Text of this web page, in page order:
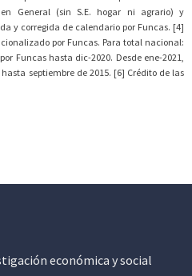
General (sin S.E. hogar ni agrario) y
y corregida de calendario por Funcas. [4]
por Funcas. Para total nacional:
Funcas hasta dic-2020. Desde ene-2021,
hasta septiembre de 2015. [6] Crédito de las
económica y social